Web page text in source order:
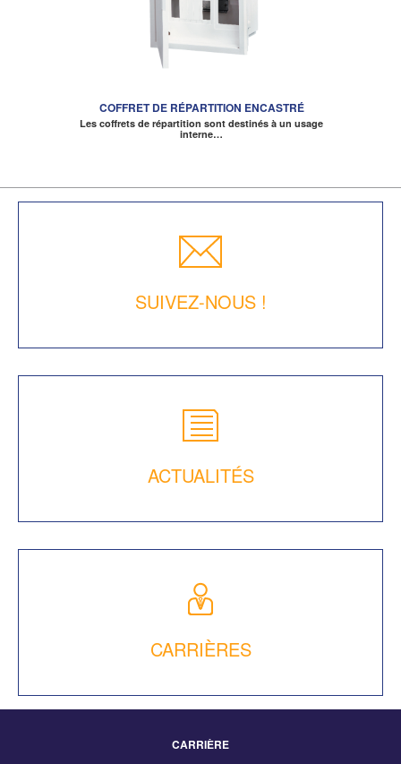
COFFRET DE RÉPARTITION ENCASTRÉ
Les coffrets de répartition sont destinés à un usage
interne…
SUIVEZ-NOUS !
ACTUALITÉS
CARRIÈRES
CARRIÈRE